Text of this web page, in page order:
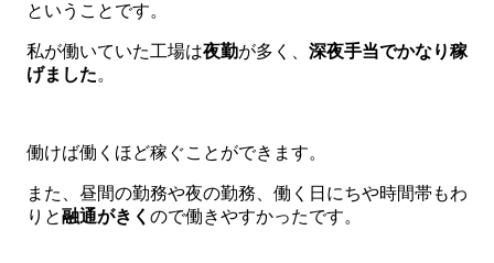
ということです。
私が働いていた工場は夜勤が多く、 深夜手当でかなり稼
げました。
働けば働くほど稼ぐことができます。
また、昼間の勤務や夜の勤務、働く日にちや時間帯もわ
りと融通がきく ので働きやすかったです。